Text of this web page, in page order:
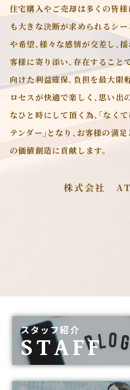
住宅購入やご売却は多くの皆
も大きな決断が求められるシ
や希望､様々な感情が交差し､
客様に寄り添い､存在すること
向けた利益確保､負担を最大限
ロセスが快適で楽しく､思い出
なひと時にして頂く為､｢なく
テンダー｣となり､お客様の満
の価値創造に貢献します。
株式会社
スタッフ紹介
STAFF